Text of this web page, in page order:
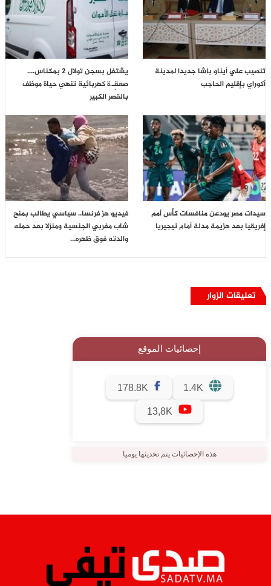
تنصيب علي أيناو باشا جديدا لمدينة
أكوراي بإقليم الحاجب
يشتغل بسجن تولال 2 بمكناس….
صعقِـ.ة كهربائية تنهي حياة موظف
بالقصر الكبير
سيدات مصر يودعن منافسات كأس أمم
إفريقيا بعد هزيمة مدلة أمام نيجيريا
فيديو هز فرنسا.. سياسي يطالب بمنح
شاب مغربي الجنسية ومنزلا بعد حمله
والدته فوق ظهره…
تعليقات الزوار
إحصائيات الموقع
1.4K
178.8K
13,8K
هذه الإحصائيات يتم تحديثها يوميا